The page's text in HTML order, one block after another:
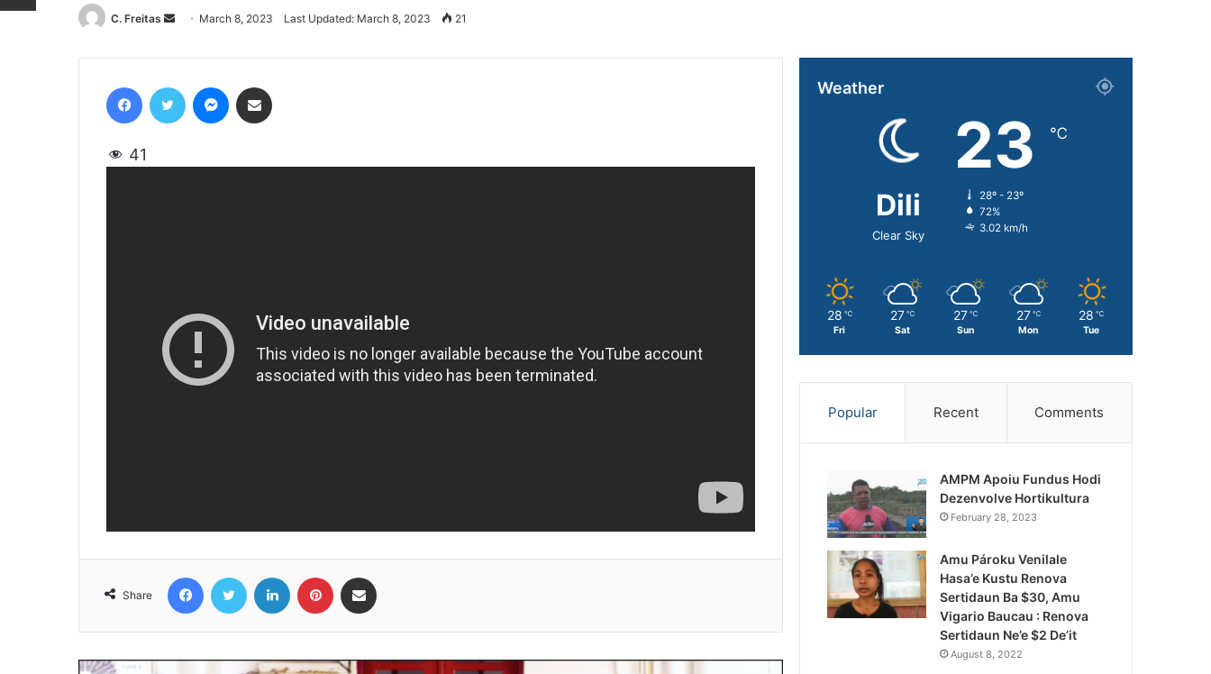
C. Freitas
Send
email
March 8, 2023 Last Updated: March 8, 2023 21
41
Share
Weather
Dili
Clear Sky
23 ℃
28º - 23º
72%
3.02 km/h
28 ℃
Fri
27 ℃
Sat
27 ℃
Sun
27 ℃
Mon
28 ℃
Tue
Popular Recent Comments
AMPM Apoiu Fundus Hodi
Dezenvolve Hortikultura
February 28, 2023
Amu Pároku Venilale
Hasa’e Kustu Renova
Sertidaun Ba $30, Amu
Vigario Baucau : Renova
Sertidaun Ne’e $2 De’it
August 8, 2022